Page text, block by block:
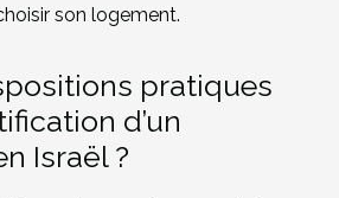
son logement.
pratiques
d’un
Israël ?